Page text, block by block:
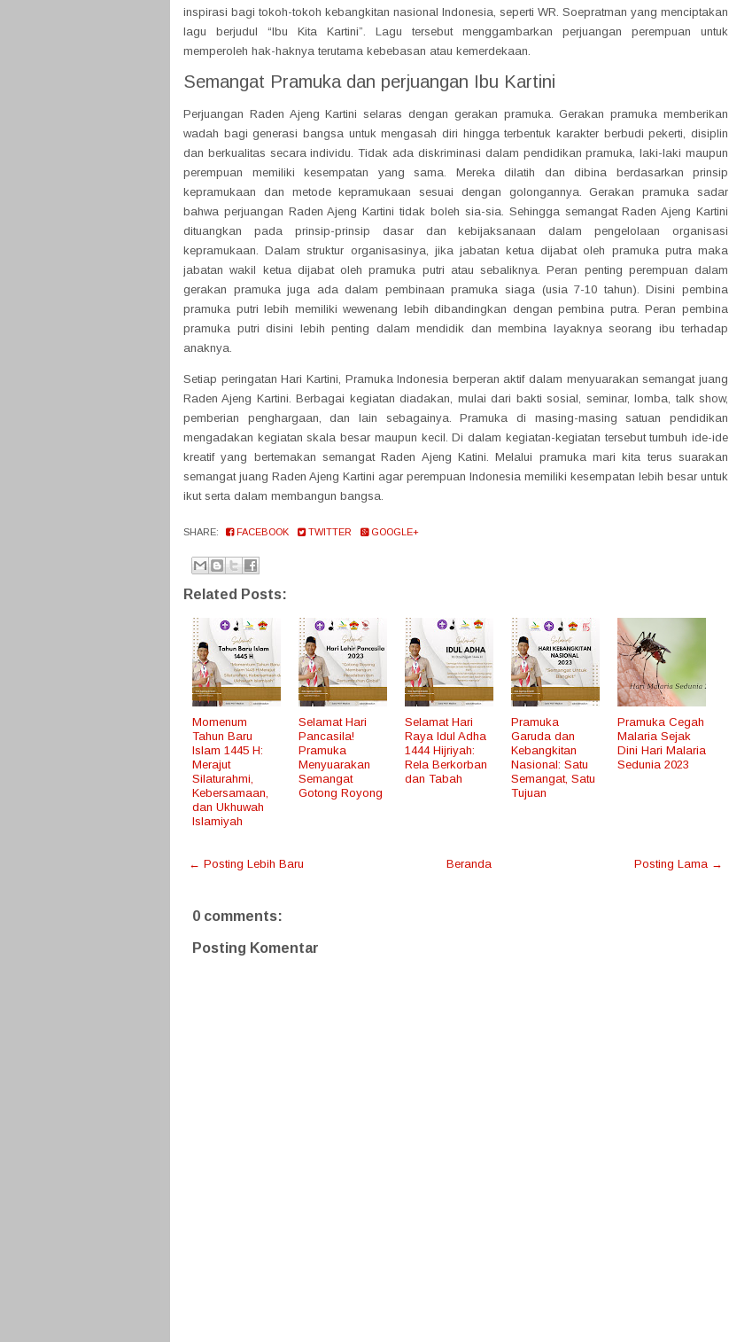
inspirasi bagi tokoh-tokoh kebangkitan nasional Indonesia, seperti WR. Soepratman yang menciptakan
lagu berjudul “Ibu Kita Kartini”. Lagu tersebut menggambarkan perjuangan perempuan untuk
memperoleh hak-haknya terutama kebebasan atau kemerdekaan.
Semangat Pramuka dan perjuangan Ibu Kartini
Perjuangan Raden Ajeng Kartini selaras dengan gerakan pramuka. Gerakan pramuka memberikan
wadah bagi generasi bangsa untuk mengasah diri hingga terbentuk karakter berbudi pekerti, disiplin
dan berkualitas secara individu. Tidak ada diskriminasi dalam pendidikan pramuka, laki-laki maupun
perempuan memiliki kesempatan yang sama. Mereka dilatih dan dibina berdasarkan prinsip
kepramukaan dan metode kepramukaan sesuai dengan golongannya. Gerakan pramuka sadar
bahwa perjuangan Raden Ajeng Kartini tidak boleh sia-sia. Sehingga semangat Raden Ajeng Kartini
dituangkan pada prinsip-prinsip dasar dan kebijaksanaan dalam pengelolaan organisasi
kepramukaan. Dalam struktur organisasinya, jika jabatan ketua dijabat oleh pramuka putra maka
jabatan wakil ketua dijabat oleh pramuka putri atau sebaliknya. Peran penting perempuan dalam
gerakan pramuka juga ada dalam pembinaan pramuka siaga (usia 7-10 tahun). Disini pembina
pramuka putri lebih memiliki wewenang lebih dibandingkan dengan pembina putra. Peran pembina
pramuka putri disini lebih penting dalam mendidik dan membina layaknya seorang ibu terhadap
anaknya.
Setiap peringatan Hari Kartini, Pramuka Indonesia berperan aktif dalam menyuarakan semangat juang
Raden Ajeng Kartini. Berbagai kegiatan diadakan, mulai dari bakti sosial, seminar, lomba, talk show,
pemberian penghargaan, dan lain sebagainya. Pramuka di masing-masing satuan pendidikan
mengadakan kegiatan skala besar maupun kecil. Di dalam kegiatan-kegiatan tersebut tumbuh ide-ide
kreatif yang bertemakan semangat Raden Ajeng Katini. Melalui pramuka mari kita terus suarakan
semangat juang Raden Ajeng Kartini agar perempuan Indonesia memiliki kesempatan lebih besar untuk
ikut serta dalam membangun bangsa.
SHARE: FACEBOOK TWITTER GOOGLE+
Related Posts:
Momenum
Tahun Baru
Islam 1445 H:
Merajut
Silaturahmi,
Kebersamaan,
dan Ukhuwah
Islamiyah
Selamat Hari
Pancasila!
Pramuka
Menyuarakan
Semangat
Gotong Royong
Selamat Hari
Raya Idul Adha
1444 Hijriyah:
Rela Berkorban
dan Tabah
Pramuka
Garuda dan
Kebangkitan
Nasional: Satu
Semangat, Satu
Tujuan
Pramuka Cegah
Malaria Sejak
Dini Hari Malaria
Sedunia 2023
← Posting Lebih Baru Posting Lama →
Beranda
0 comments:
Posting Komentar